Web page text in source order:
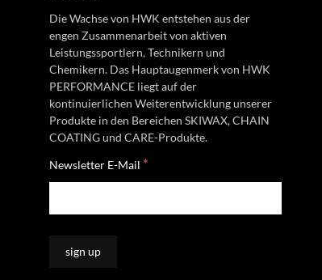
Die Wachse von HWK entstehen aus der
engen Zusammenarbeit von aktiven
Leistungssportlern, Technikern und
Chemikern. Das Hauptaugenmerk von HWK
PERFORMANCE liegt auf der
kontinuierlichen Weiterentwicklung unserer
Produkte in den Bereichen SKIWAX, CHAIN
COATING und CARE-Produkte.
Newsletter E-Mail *